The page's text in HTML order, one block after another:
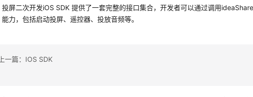
投屏二次开发iOS SDK 提供了一套完整的接口集合，开发者可以通过调用
能力，包括启动投屏、遥控器、投放音频等。
上一篇：IOS SDK